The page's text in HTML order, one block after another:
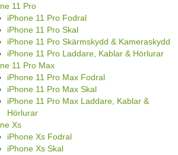
11 Pro
iPhone 11 Pro Fodral
iPhone 11 Pro Skal
iPhone 11 Pro Skärmskydd & Kameraskydd
iPhone 11 Pro Laddare, Kablar & Hörlurar
11 Pro Max
iPhone 11 Pro Max Fodral
iPhone 11 Pro Max Skal
iPhone 11 Pro Max Laddare, Kablar &
Hörlurar
Xs
iPhone Xs Fodral
iPhone Xs Skal